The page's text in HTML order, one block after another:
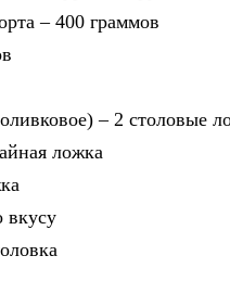
– 400 граммов
– 2 столовые
ложка
вкусу